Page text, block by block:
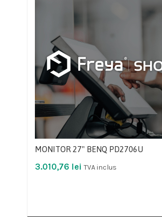
MONITOR 27" BENQ PD2706U
3.010,76 lei TVA inclus